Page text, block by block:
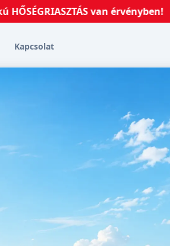
van érvényben!
Kapcsolat